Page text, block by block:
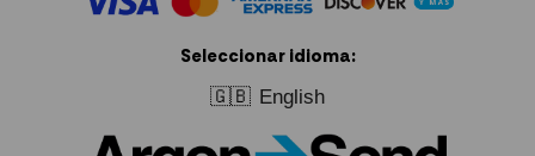
Seleccionar idioma:
🇬🇧 English